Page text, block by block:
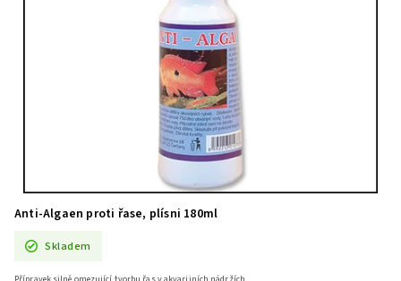
Anti-Algaen proti řase, plísni 180ml
Skladem